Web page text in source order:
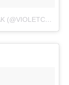
ПУБЛИКАЦИЯ ОТ VIOLET BY CLAIRE PTAK (@VIOLETCAKESLONDON)